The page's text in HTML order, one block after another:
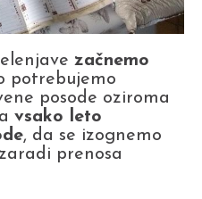
začnemo
potrebujemo
posode oziroma
vsako leto
, da se izognemo
prenosa